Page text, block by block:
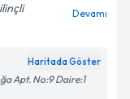
Devamı
Haritada Göster
Apt. No:9 Daire:1